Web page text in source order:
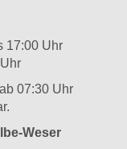
17:00 Uhr
07:30 Uhr
Weser